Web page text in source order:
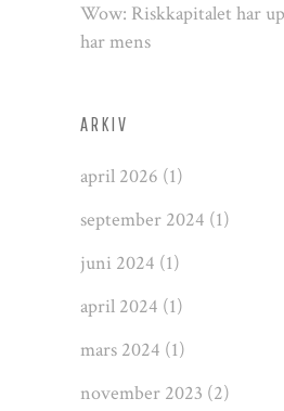
Wow: Riskkapitalet har
har mens
ARKIV
april 2026 (1)
september 2024 (1)
juni 2024 (1)
april 2024 (1)
mars 2024 (1)
november 2023 (2)